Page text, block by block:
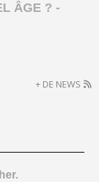
ÂGE ? -
+ DE NEWS